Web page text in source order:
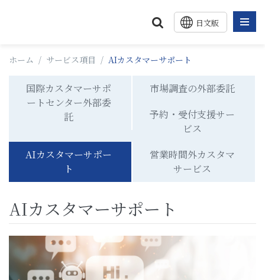
日文版
English
ホーム / サービス項目 / AIカスタマーサポート
国際カスタマーサポ
ートセンター外部委
託
市場調査の外部委託
予約・受付支援サー
ビス
AIカスタマーサポー
ト
営業時間外カスタマ
サービス
AIカスタマーサポート